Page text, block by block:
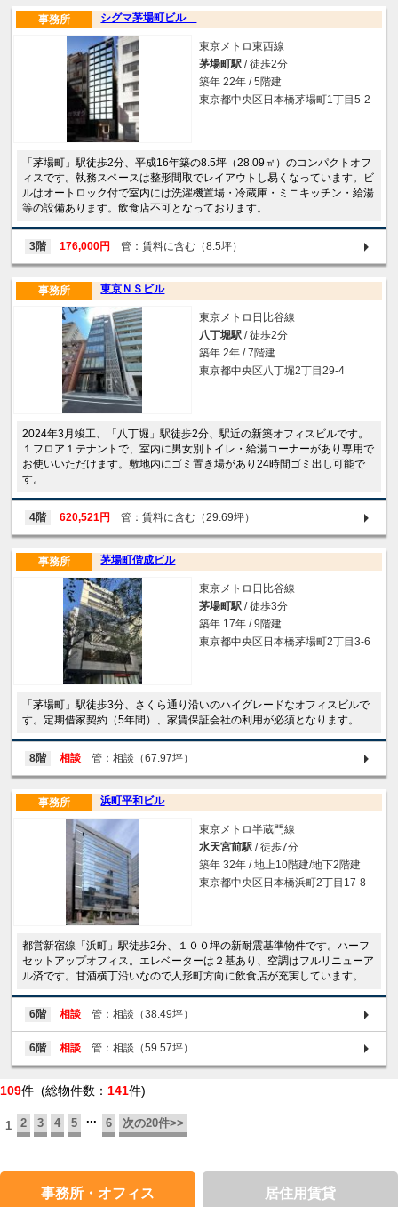
シグマ茅場町ビル
事務所
東京メトロ東西線
茅場町駅 / 徒歩2分
築年 22年 / 5階建
東京都中央区日本橋茅場町1丁目5-2
「茅場町」駅徒歩2分、平成16年築の8.5坪（28.09㎡）のコンパクトオフ
ィスです。執務スペースは整形間取でレイアウトし易くなっています。ビ
ルはオートロック付で室内には洗濯機置場・冷蔵庫・ミニキッチン・給湯
等の設備あります。飲食店不可となっております。
3階 176,000円 管：賃料に含む（8.5坪）
東京ＮＳビル
事務所
東京メトロ日比谷線
八丁堀駅 / 徒歩2分
築年 2年 / 7階建
東京都中央区八丁堀2丁目29-4
2024年3月竣工、「八丁堀」駅徒歩2分、駅近の新築オフィスビルです。
１フロア１テナントで、室内に男女別トイレ・給湯コーナーがあり専用で
お使いいただけます。敷地内にゴミ置き場があり24時間ゴミ出し可能で
す。
4階 620,521円 管：賃料に含む（29.69坪）
茅場町偕成ビル
事務所
東京メトロ日比谷線
茅場町駅 / 徒歩3分
築年 17年 / 9階建
東京都中央区日本橋茅場町2丁目3-6
「茅場町」駅徒歩3分、さくら通り沿いのハイグレードなオフィスビルで
す。定期借家契約（5年間）、家賃保証会社の利用が必須となります。
8階 相談 管：相談（67.97坪）
浜町平和ビル
事務所
東京メトロ半蔵門線
水天宮前駅 / 徒歩7分
築年 32年 / 地上10階建/地下2階建
東京都中央区日本橋浜町2丁目17-8
都営新宿線「浜町」駅徒歩2分、１００坪の新耐震基準物件です。ハーフ
セットアップオフィス。エレベーターは２基あり、空調はフルリニューア
ル済です。甘酒横丁沿いなので人形町方向に飲食店が充実しています。
6階 相談 管：相談（38.49坪）
6階 相談 管：相談（59.57坪）
109件 (総物件数： 141件)
1 2 3 4 5 ... 6 次の20件>>
事務所・オフィス 居住用賃貸